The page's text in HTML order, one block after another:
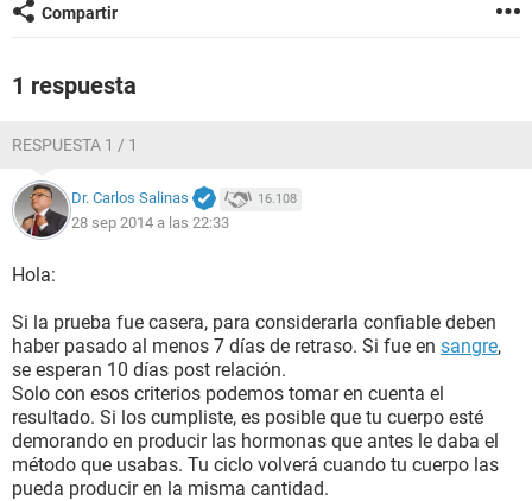
Compartir
1 respuesta
RESPUESTA 1 / 1
Dr. Carlos Salinas 16.108
28 sep 2014 a las 22:33
Hola:
Si la prueba fue casera, para considerarla confiable deben
haber pasado al menos 7 días de retraso. Si fue en sangre,
se esperan 10 días post relación.
Solo con esos criterios podemos tomar en cuenta el
resultado. Si los cumpliste, es posible que tu cuerpo esté
demorando en producir las hormonas que antes le daba el
método que usabas. Tu ciclo volverá cuando tu cuerpo las
pueda producir en la misma cantidad.